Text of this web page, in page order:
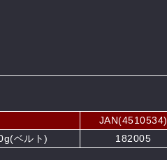
JAN(4510534)
ベルト) 182005